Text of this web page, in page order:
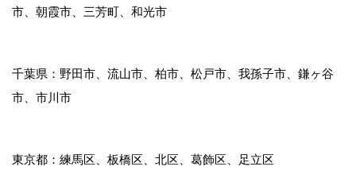
市、朝霞市、三芳町、和光市
千葉県：野田市、流山市、柏市、松戸市、我孫子市、鎌ヶ谷
市、市川市
東京都：練馬区、板橋区、北区、葛飾区、足立区